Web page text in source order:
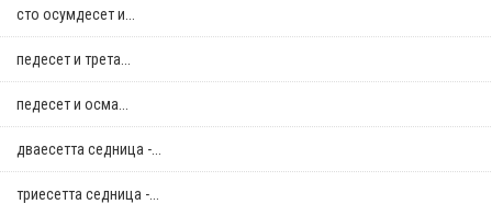
сто осумдесет и...
педесет и трета...
педесет и осма...
дваесетта седница -...
триесетта седница -...